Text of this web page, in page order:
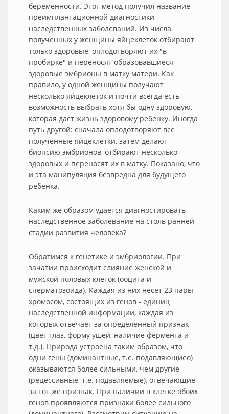
беременности. Этот метод получил название
преимплантационной диагностики
наследственных заболеваний. Из числа
полученных у женщины яйцеклеток отбирают
только здоровые, оплодотворяют их "в
пробирке" и переносят образовавшиеся
здоровые эмбрионы в матку матери. Как
правило, у одной женщины получают
несколько яйцеклеток и почти всегда есть
возможность выбрать хотя бы одну здоровую,
которая даст жизнь здоровому ребенку. Иногда
путь другой: сначала оплодотворяют все
полученные яйцеклетки, затем делают
биопсию эмбрионов, отбирают несколько
здоровых и переносят их в матку. Показано, что
и эта манипуляция безвредна для будущего
ребенка.
Каким же образом удается диагностировать
наследственное заболевание на столь ранней
стадии развития человека?
Обратимся к генетике и эмбриологии. При
зачатии происходит слияние женской и
мужской половых клеток (ооцита и
сперматозоида). Каждая из них несет 23 пары
хромосом, состоящих из генов - единиц
наследственной информации, каждая из
которых отвечает за определенный признак
(цвет глаз, форму ушей, наличие фермента и
т.д.). Природа устроена таким образом, что
одни гены (доминантные, т.е. подавляющиео)
оказываются более сильными, чем другие
(рецессивные, т.е. подавляемые), отвечающие
за тот же признак. При наличии в клетке обоих
генов проявляются признаки более сильного